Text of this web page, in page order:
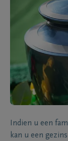
Indien u een
kan u een